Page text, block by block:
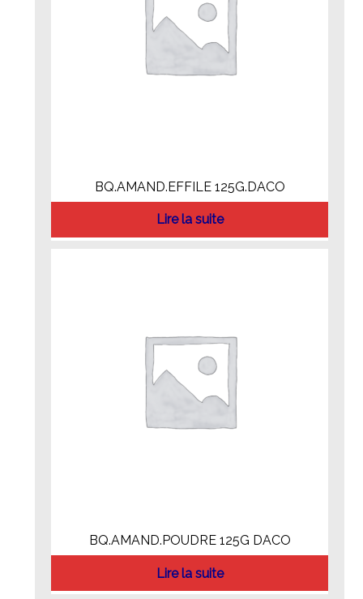
BQ.AMAND.EFFILE 125G.DACO
Lire la suite
BQ.AMAND.POUDRE 125G DACO
Lire la suite